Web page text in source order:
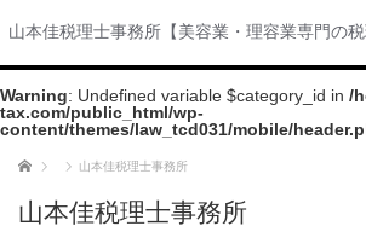
山本佳税理士事務所【美容業・理容業専門の税
Warning: Undefined variable $category_id in /
tax.com/public_html/wp-
content/themes/law_tcd031/mobile/
ホーム 山本佳税理士事務所
山本佳税理士事務所